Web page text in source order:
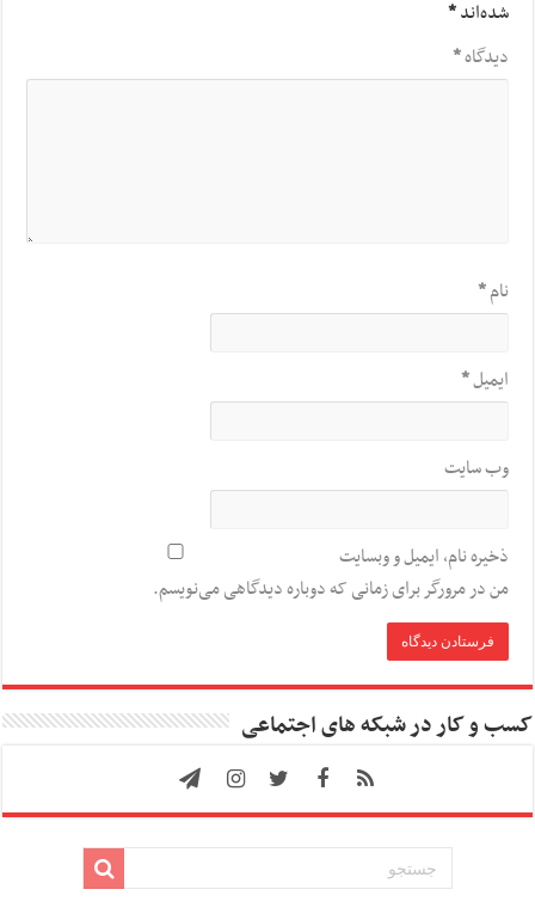
شده‌اند*
دیدگاه*
نام*
ایمیل*
وب‌ سایت
ذخیره نام، ایمیل و وبسایت
من در مرورگر برای زمانی که دوباره دیدگاهی می‌نویسم.
کسب و کار در شبکه های اجتماعی